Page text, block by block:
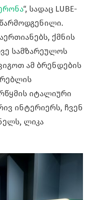
“, სადაც LUBE-
წარმოდგენილი.
ქმნის
სამზარეულოს
ამ ბრენდების
იტალიური
ინტერიერს, ჩვენ
ლიკა